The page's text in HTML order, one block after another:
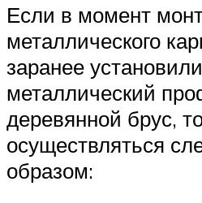
Если в момент
металлического
заранее установили
металлический
деревянной брус,
осуществляться
образом: